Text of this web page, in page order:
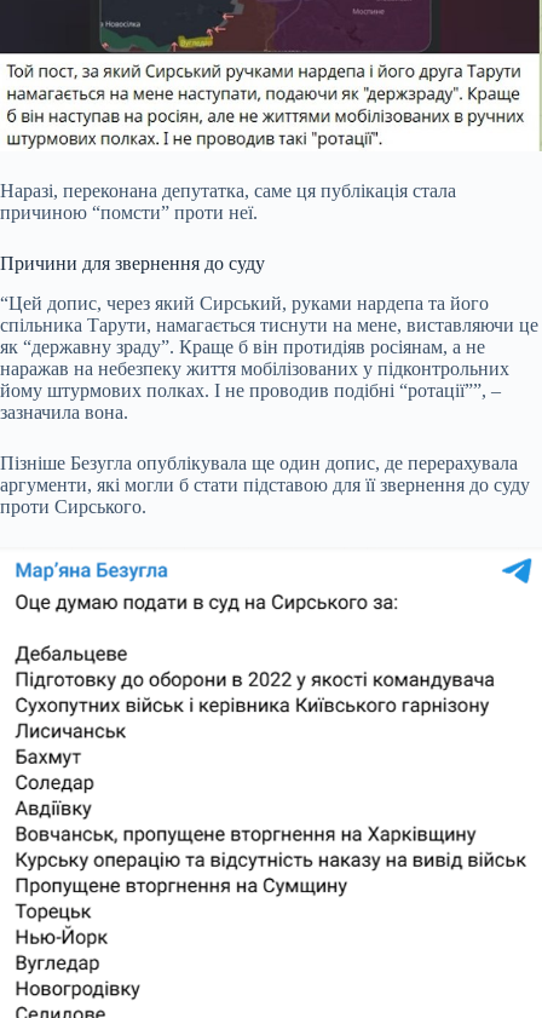
Наразі, переконана депутатка, саме ця публікація стала
причиною “помсти” проти неї.
Причини для звернення до суду
“Цей допис, через який Сирський, руками нардепа та його
спільника Тарути, намагається тиснути на мене, виставляючи це
як “державну зраду”. Краще б він протидіяв росіянам, а не
наражав на небезпеку життя мобілізованих у підконтрольних
йому штурмових полках. І не проводив подібні “ротації””, –
зазначила вона.
Пізніше Безугла опублікувала ще один допис, де перерахувала
аргументи, які могли б стати підставою для її звернення до суду
проти Сирського.